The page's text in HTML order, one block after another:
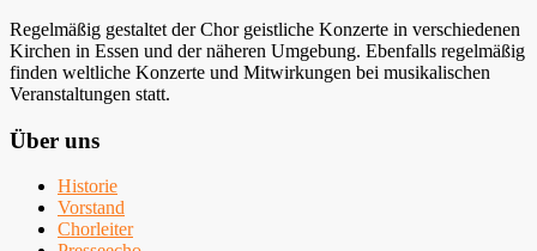
Regelmäßig gestaltet der Chor geistliche Konzerte in verschiedenen
Kirchen in Essen und der näheren Umgebung. Ebenfalls regelmäßig
finden weltliche Konzerte und Mitwirkungen bei musikalischen
Veranstaltungen statt.
Über uns
Historie
Vorstand
Chorleiter